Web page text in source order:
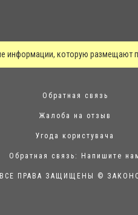
информации, которую
Обратная связь
Жалоба на отзыв
Угода користувача
Обратная связь: Напишите
ВСЕ ПРАВА ЗАЩИЩЕНЫ ©